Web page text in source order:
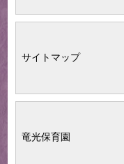
サイトマップ
竜光保育園